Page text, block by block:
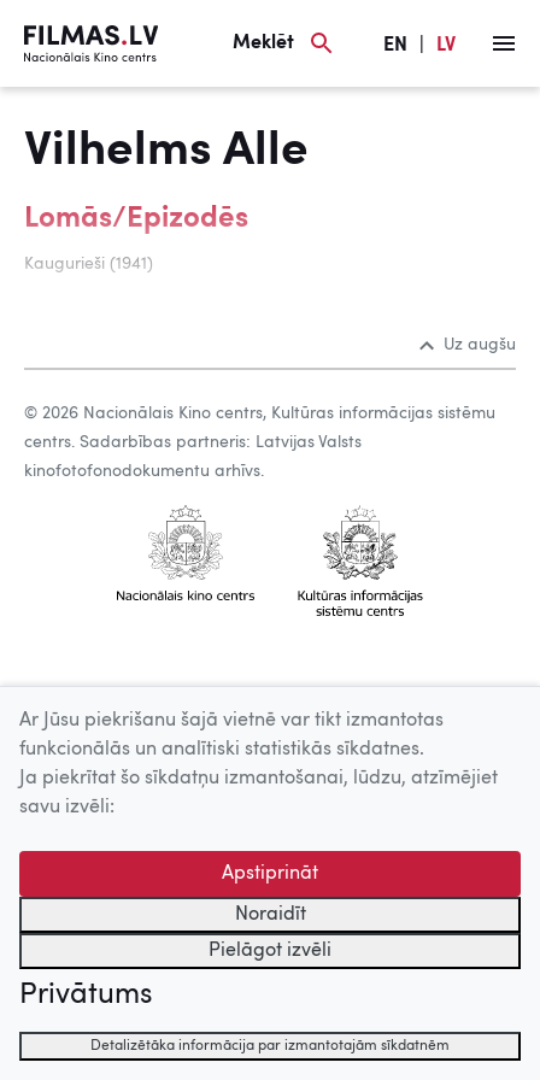
Meklēt EN LV
Vilhelms Alle
Lomās/Epizodēs
Kaugurieši (1941)
Uz augšu
© 2026 Nacionālais Kino centrs, Kultūras informācijas sistēmu
centrs. Sadarbības partneris: Latvijas Valsts
kinofotofonodokumentu arhīvs.
Ar Jūsu piekrišanu šajā vietnē var tikt izmantotas
funkcionālās un analītiski statistikās sīkdatnes.
Ja piekrītat šo sīkdatņu izmantošanai, lūdzu, atzīmējiet
savu izvēli:
Apstiprināt
Noraidīt
Pielāgot izvēli
Privātums
Detalizētāka informācija par izmantotajām sīkdatnēm